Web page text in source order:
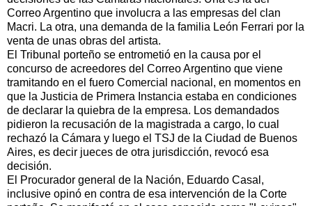
Correo Argentino que involucra a las empresas del clan
Macri. La otra, una demanda de la familia León Ferrari por la
venta de unas obras del artista.
El Tribunal porteño se entrometió en la causa por el
concurso de acreedores del Correo Argentino que viene
tramitando en el fuero Comercial nacional, en momentos en
que la Justicia de Primera Instancia estaba en condiciones
de declarar la quiebra de la empresa. Los demandados
pidieron la recusación de la magistrada a cargo, lo cual
rechazó la Cámara y luego el TSJ de la Ciudad de Buenos
Aires, es decir jueces de otra jurisdicción, revocó esa
decisión.
El Procurador general de la Nación, Eduardo Casal,
inclusive opinó en contra de esa intervención de la Corte